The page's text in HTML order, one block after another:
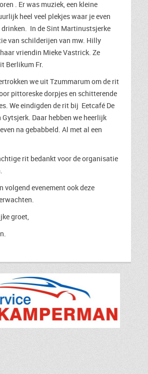
. Er was muziek, een kleine
heel veel plekjes waar je even
drinken. In de Sint Martinustsjerke
van schilderijen van mw. Hilly
vriendin Mieke Vastrick. Ze
Berlikum Fr.
we uit Tzummarum om de rit
pittoreske dorpjes en schitterende
We eindigden de rit bij Eetcafé De
Daar hebben we heerlijk
na gebabbeld. Al met al een
rit bedankt voor de organisatie
volgend evenement ook deze
groet,